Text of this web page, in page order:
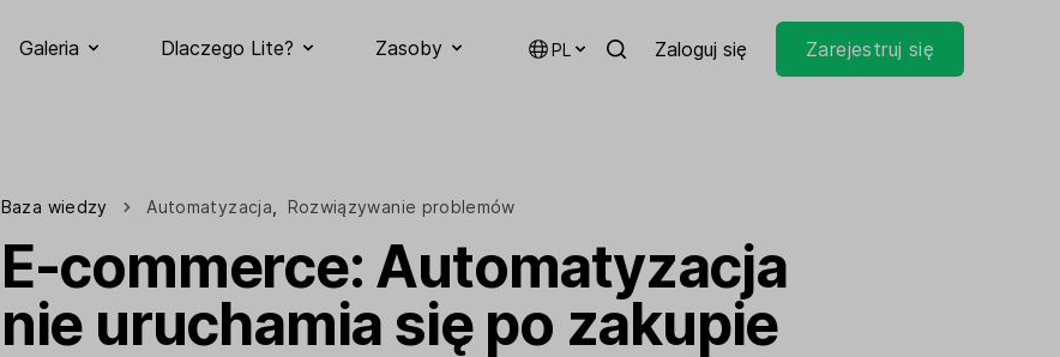
Galeria Dlaczego Lite? Zasoby PL Zaloguj się Zarejestruj się
Baza wiedzy Automatyzacja Rozwiązywanie problemów
E-commerce: Automatyzacja
nie uruchamia się po zakupie